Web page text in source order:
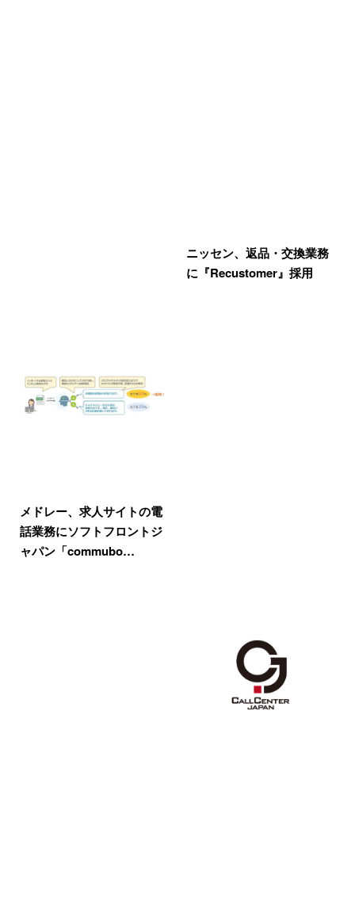
ニッセン、返品・交換業務
に『Recustomer』採用
メドレー、求人サイトの電
話業務にソフトフロントジ
ャパン「commubo…